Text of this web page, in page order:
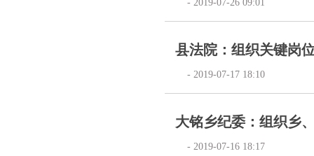
- 2019-07-26 09:01
县法院：组织关键岗
- 2019-07-17 18:10
大铭乡纪委：组织乡
- 2019-07-16 18:17